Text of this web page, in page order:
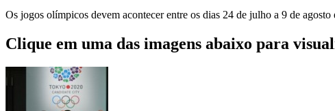
Os jogos olímpicos devem acontecer entre os dias 24 de julho a 9 de
Clique em uma das imagens abaixo para